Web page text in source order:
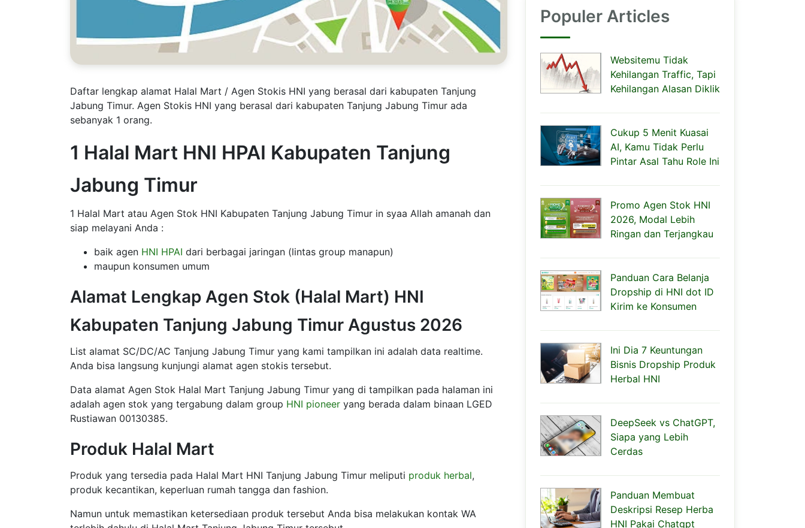
Daftar lengkap alamat Halal Mart / Agen Stokis HNI yang berasal dari kabupaten Tanjung
Jabung Timur. Agen Stokis HNI yang berasal dari kabupaten Tanjung Jabung Timur ada
sebanyak 1 orang.
1 Halal Mart HNI HPAI Kabupaten Tanjung
Jabung Timur
1 Halal Mart atau Agen Stok HNI Kabupaten Tanjung Jabung Timur in syaa Allah amanah dan
siap melayani Anda :
baik agen HNI HPAI dari berbagai jaringan (lintas group manapun)
maupun konsumen umum
Alamat Lengkap Agen Stok (Halal Mart) HNI
Kabupaten Tanjung Jabung Timur Agustus 2026
List alamat SC/DC/AC Tanjung Jabung Timur yang kami tampilkan ini adalah data realtime.
Anda bisa langsung kunjungi alamat agen stokis tersebut.
Data alamat Agen Stok Halal Mart Tanjung Jabung Timur yang di tampilkan pada halaman ini
adalah agen stok yang tergabung dalam group HNI pioneer yang berada dalam binaan LGED
Rustiawan 00130385.
Produk Halal Mart
Produk yang tersedia pada Halal Mart HNI Tanjung Jabung Timur meliputi produk herbal,
produk kecantikan, keperluan rumah tangga dan fashion.
Namun untuk memastikan ketersediaan produk tersebut Anda bisa melakukan kontak WA
Populer Articles
Websitemu Tidak
Kehilangan Traffic, Tapi
Kehilangan Alasan Diklik
Cukup 5 Menit Kuasai
AI, Kamu Tidak Perlu
Pintar Asal Tahu Role Ini
Promo Agen Stok HNI
2026, Modal Lebih
Ringan dan Terjangkau
Panduan Cara Belanja
Dropship di HNI dot ID
Kirim ke Konsumen
Ini Dia 7 Keuntungan
Bisnis Dropship Produk
Herbal HNI
DeepSeek vs ChatGPT,
Siapa yang Lebih
Cerdas
Panduan Membuat
Deskripsi Resep Herba
HNI Pakai Chatgpt